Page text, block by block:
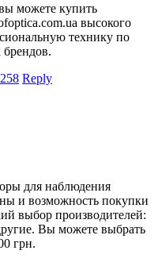
можете купить
высокого
технику по
Reply
для наблюдения
и возможность покупки
выбор производителей:
Вы можете выбрать
грн.